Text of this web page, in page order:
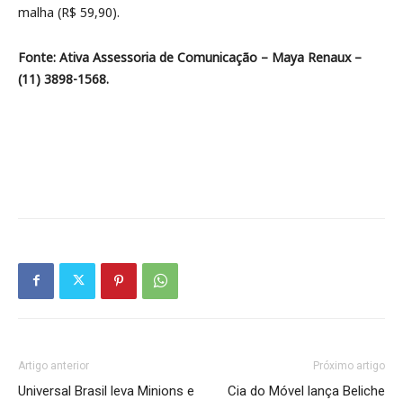
malha (R$ 59,90).
Fonte: Ativa Assessoria de Comunicação – Maya Renaux –
(11) 3898-1568.
Artigo anterior
Universal Brasil leva Minions e
Próximo artigo
Cia do Móvel lança Beliche